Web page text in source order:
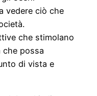
vedere ciò che
che stimolano
che possa
di vista e